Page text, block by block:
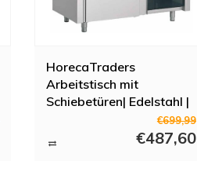
HorecaTraders
Arbeitstisch mit
Schiebetüren| Edelstahl |
600er Serie | Elevation€699,99
€487,60